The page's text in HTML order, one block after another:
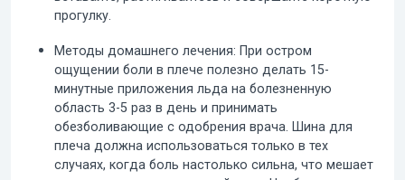
прогулку.
Методы домашнего лечения: При остром
ощущении боли в плече полезно делать 15-
минутные приложения льда на болезненную
область 3-5 раз в день и принимать
обезболивающие с одобрения врача.
Шина для
плеча должна использоваться только в тех
случаях, когда боль настолько сильна, что мешает